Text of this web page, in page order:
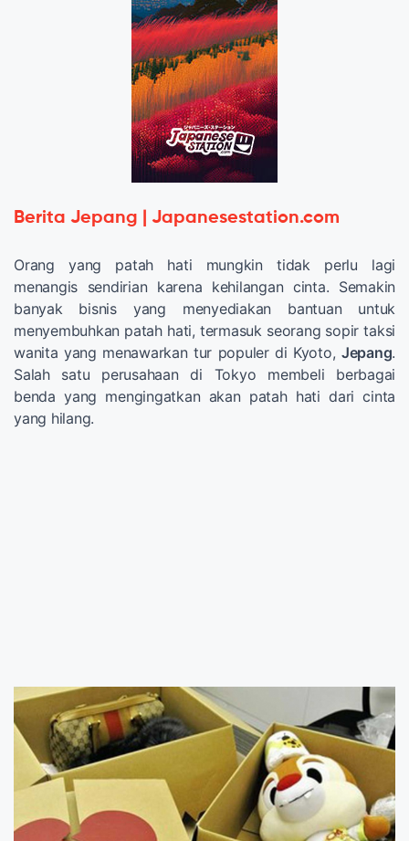
Berita Jepang | Japanesestation.com
Orang yang patah hati mungkin tidak perlu lagi
menangis sendirian karena kehilangan cinta. Semakin
banyak bisnis yang menyediakan bantuan untuk
menyembuhkan patah hati, termasuk seorang sopir taksi
wanita yang menawarkan tur populer di Kyoto, Jepang.
Salah satu perusahaan di Tokyo membeli berbagai
benda yang mengingatkan akan patah hati dari cinta
yang hilang.